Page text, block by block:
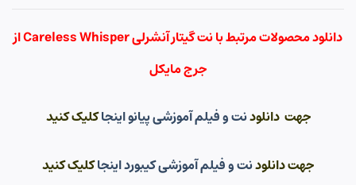
دانلود محصولات مرتبط با نت گیتار آنشرلی Careless Whisper از
جرج مایکل
جهت دانلودنت و فیلم آموزشی پیانو اینجاکلیک کنید
جهت دانلودنت و فیلم آموزشی کیبورد اینجاکلیک کنید